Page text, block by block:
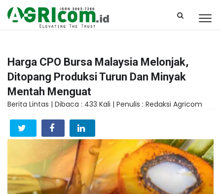
Harga CPO Bursa Malaysia Melonjak,
Ditopang Produksi Turun Dan Minyak
Mentah Menguat
Berita Lintas | Dibaca : 433 Kali | Penulis : Redaksi Agricom